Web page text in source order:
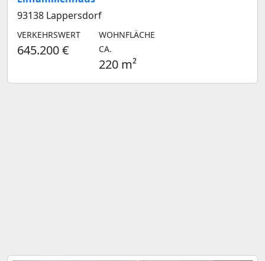
93138 Lappersdorf
VERKEHRSWERT
645.200 €
WOHNFLÄCHE
CA.
220 m²